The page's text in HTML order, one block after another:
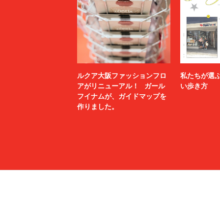
ルクア大阪ファッションフロ
アがリニューアル！ ガール
フイナムが、ガイドマップを
作りました。
私たちが選
い歩き方